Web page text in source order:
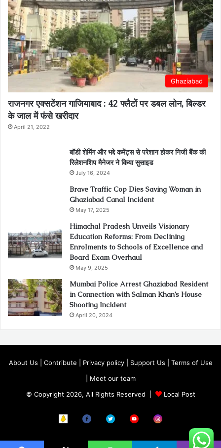
Ghaziabad
राजनगर एक्सटेंशन गाजियाबाद : 42 फ्लैटों पर डबल लोन, बिल्डर
के जाल में फंसे खरीदार
April 21, 2022
बॉडी शेमिंग और भद्दे कमेंट्स से परेशान होकर निजी बैंक की
रिलेशनशिप मैनेजर ने किया सुसाइड
July 16, 2024
Brave Traffic Cop Dies Saving Woman in
Ghaziabad Canal Incident
May 17, 2025
Himachal Pradesh Unveils Visionary
Education Reforms: From Declining
Enrolments to Schools of Excellence and
Board Exam Overhaul
May 9, 2025
Mumbai Police Arrest Ghaziabad Resident
in Connection with Salman Khan’s House
Shooting Incident
April 20, 2024
About Us Contribute Privacy policy| Support Us
Terms of Use
Meet our team
© Copyright 2026, All Rights Reserved |
Local Post
Koo FB Twitter Youtube